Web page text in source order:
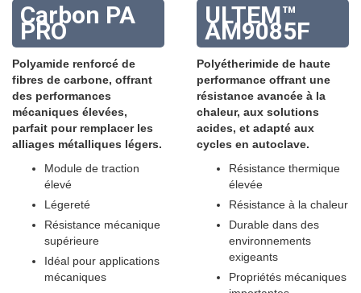
Carbon PA
PRO
Polyamide renforcé de
fibres de carbone, offrant
des performances
mécaniques élevées,
parfait pour remplacer les
alliages métalliques légers.
Module de traction
élevé
Légereté
Résistance mécanique
supérieure
Idéal pour applications
mécaniques
ULTEM™
AM9085F
Polyétherimide de haute
performance offrant une
résistance avancée à la
chaleur, aux solutions
acides, et adapté aux
cycles en autoclave.
Résistance thermique
élevée
Résistance à la chaleur
Durable dans des
environnements
exigeants
Propriétés mécaniques